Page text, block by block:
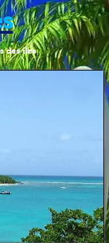
des îles